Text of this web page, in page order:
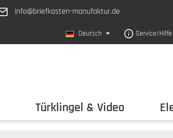
info@briefkasten-manufaktur.de
Deutsch Service/Hilfe
Türklingel & Video